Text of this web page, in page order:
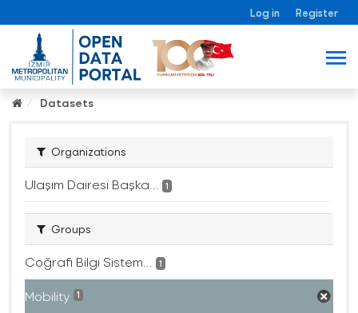
Log in Register
Datasets
Organizations
Ulaşım Dairesi Başka... 1
Groups
Coğrafi Bilgi Sistem... 1
Mobility 1